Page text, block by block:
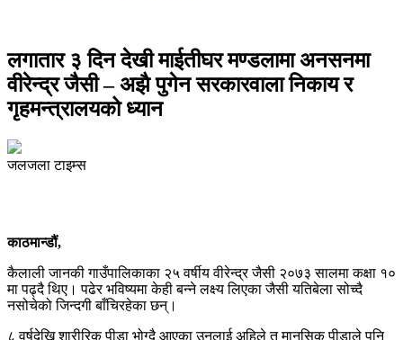
लगातार ३ दिन देखी माईतीघर मण्डलामा अनसनमा
वीरेन्द्र जैसी – अझै पुगेन सरकारवाला निकाय र
गृहमन्त्रालयको ध्यान
जलजला टाइम्स
काठमान्डौं,
कैलाली जानकी गाउँपालिकाका २५ वर्षीय वीरेन्द्र जैसी २०७३ सालमा कक्षा १०
मा पढ्दै थिए। पढेर भविष्यमा केही बन्ने लक्ष्य लिएका जैसी यतिबेला सोच्दै
नसोचेको जिन्दगी बाँचिरहेका छन्।
८ वर्षदेखि शारीरिक पीडा भोग्दै आएका उनलाई अहिले त मानसिक पीडाले पनि